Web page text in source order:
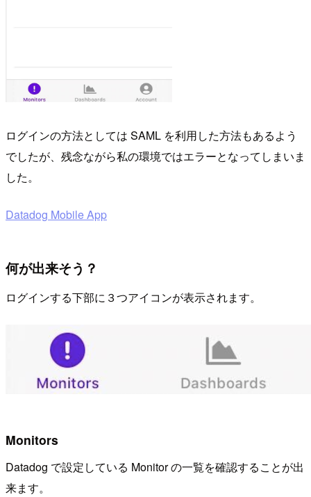
ログインの方法としては SAML を利用した方法もあるよう
でしたが、残念ながら私の環境ではエラーとなってしまいま
した。
Datadog Mobile App
何が出来そう？
ログインする下部に３つアイコンが表示されます。
Monitors
Datadog で設定している Monitor の一覧を確認することが出
来ます。